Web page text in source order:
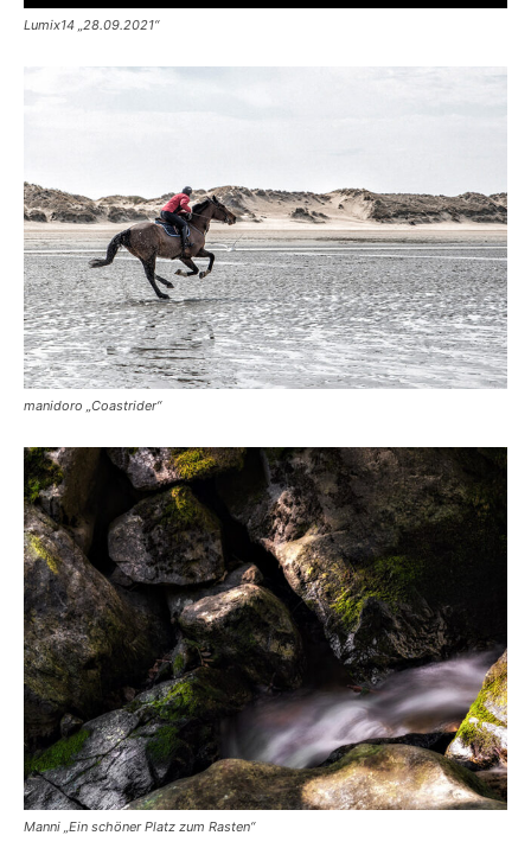
Lumix14 „28.09.2021“
manidoro „Coastrider“
Manni „Ein schöner Platz zum Rasten“